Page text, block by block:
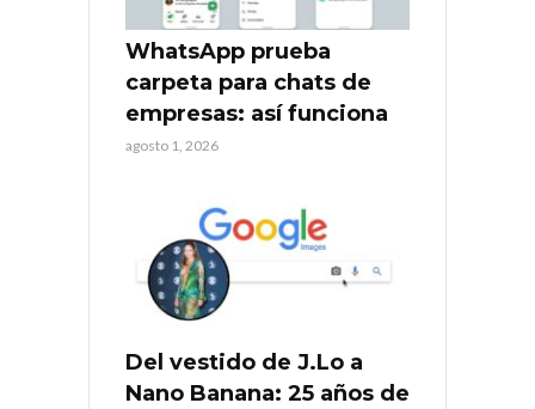
WhatsApp prueba
carpeta para chats de
empresas: así funciona
agosto 1, 2026
Del vestido de J.Lo a
Nano Banana: 25 años de